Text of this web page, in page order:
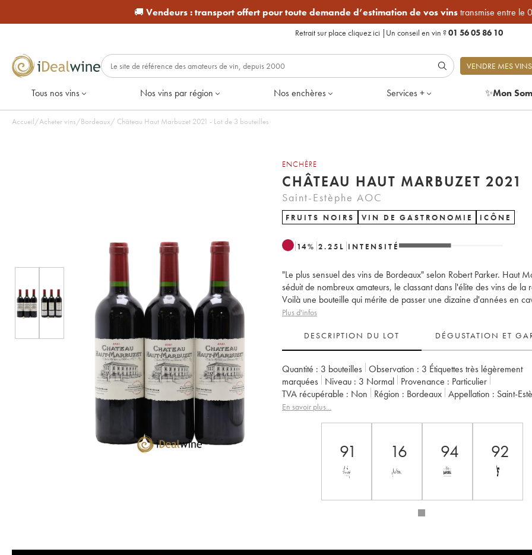
🚚 Vendeurs :transport offert pour toute demande d’estimation de vos vinstransmise entre le
Retrait sur place cliquez ici | Un conseil en vin ?01 56 05 86 10
VENDRE MES VINS
Tous nos vins Nos vins par région Nos enchères Services + ✨Mon
Accueil/Acheter vins/Bordeaux/ Château Haut Marbuzet 2021 - Lot de 3 bouteilles
ENCHÈRE
CHÂTEAU HAUT MARBUZET 2021
Saint-Estèphe AOC
FRUITS NOIRS VIN DE GASTRONOMIE ICÔNE
14% 2.25 L INTENSITÉ
"Le plus sensuel des vins de Bordeaux" selon Robert Parker. Haut
séduit de nombreux amateurs, le classant dans l'élite des vins de la
Voilà une bouteille qui mérite de passer une dizaine d'années en
Plus d'infos
DESCRIPTION DU LOT DÉGUSTATION ET
Quantité : 3 bouteilles Observation : 3 Étiquettes très légèrement
marquées
Niveau : 3 Normal Provenance : particulier
TVA récupérable :
non Région : Bordeaux Appellation :
Saint-
Propriétaire :
En savoir plus...
91 16 94 92